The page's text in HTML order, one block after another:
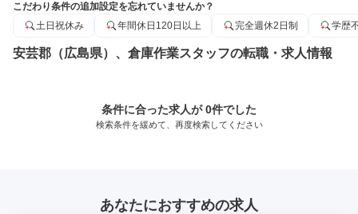
こだわり条件の追加設定を忘れていませんか？
土日祝休み
年間休日120日以上 完全週休2日制 学歴
安芸郡（広島県）、倉庫作業スタッフの転職・求人情報
条件に合った求人が 0件でした
検索条件を緩めて、再度検索してください
あなたにおすすめの求人